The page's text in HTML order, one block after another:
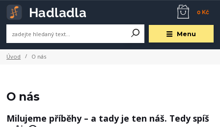
Menu
0 Kč
Úvod O nás
O nás
Milujeme příběhy – a tady je ten náš. Tedy spíš